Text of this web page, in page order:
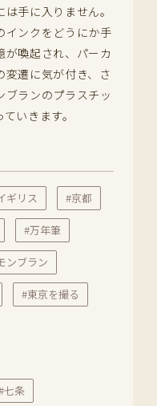
手に入りません。
インクをどうにか手
が喚起され、パーカ
変遷に気が付き、さ
ブランのプラスチッ
いきます。
ギリス #京都
#万年筆
ンブラン
#東京を撮る
七条